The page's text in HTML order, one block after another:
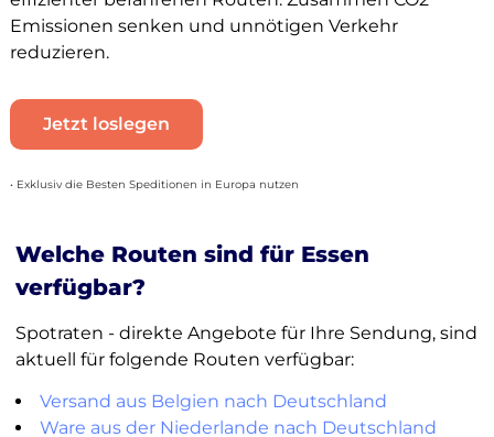
Emissionen senken und unnötigen Verkehr
reduzieren.
Jetzt loslegen
• Exklusiv die Besten Speditionen in Europa nutzen
Welche Routen sind für Essen
verfügbar?
Spotraten - direkte Angebote für Ihre Sendung, sind
aktuell für folgende Routen verfügbar:
Versand aus Belgien nach Deutschland
Ware aus der Niederlande nach Deutschland